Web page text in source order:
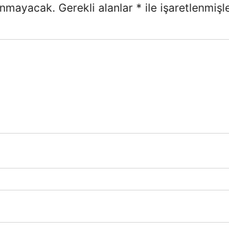
Gerekli alanlar * ile